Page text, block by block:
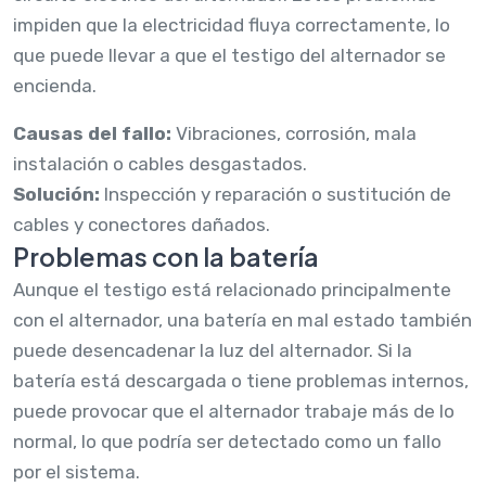
impiden que la electricidad fluya correctamente, lo
que puede llevar a que el testigo del alternador se
encienda.
Causas del fallo: Vibraciones, corrosión, mala
instalación o cables desgastados.
Solución: Inspección y reparación o sustitución de
cables y conectores dañados.
Problemas con la batería
Aunque el testigo está relacionado principalmente
con el alternador, una batería en mal estado también
puede desencadenar la luz del alternador. Si la
batería está descargada o tiene problemas internos,
puede provocar que el alternador trabaje más de lo
normal, lo que podría ser detectado como un fallo
por el sistema.